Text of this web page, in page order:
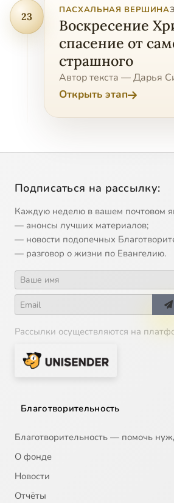
23
ПАСХАЛЬНАЯ ВЕРШИНА
Воскресение
спасение от
страшного
Автор текста — Дарья
Открыть этап
Подписаться на рассылку:
Каждую неделю в вашем почтовом
— анонсы лучших материалов;
— новости подопечных
— разговор о жизни по Евангелию.
Рассылки осуществляются на
Благотворительность
Благотворительность — помочь
О фонде
Новости
Отчёты